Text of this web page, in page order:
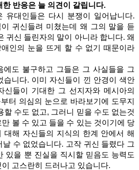
반응은 늘 의견이 갈립니다.
유대인들은 다시 분쟁이 일어납니다.
귀신들려 미쳤는데 왜 그의 말을 듣
귀신 들린자의 말이 아니라 합니다. 왜
인의 눈을 뜨게 할 수 없기 때문이라
에도 불구하고 그들은 그 사실들을 그
습니다. 이미 자신들이 낀 안경이 색안
신들이 기대한 그 선지자와 메시아의
터 의심의 눈으로 바라보기에 도무지
할 수도 없고, 그러니 믿을 수도 없는것
볼 수 있고 들을 수 있는 것이기에 당
대해 자신들의 지식의 한계 안에서 해
수 없었습니다. 고작 귀신 들렸다 그
있을 뿐 진실을 직시할 믿음도 능력도
고스란히 드러나고 있습니다.